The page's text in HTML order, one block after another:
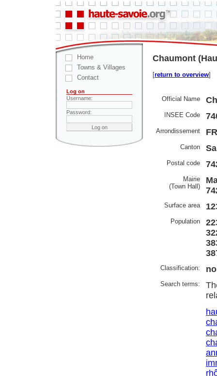
Home
Towns & Villages
Contact
Log on
Username:
Password:
Chaumont
[return to overview]
Official Name
INSEE Code
Arrondissement
Canton
Postal code
Mairie
(Town Hall)
Surface area
Population
Classification:
Search terms: